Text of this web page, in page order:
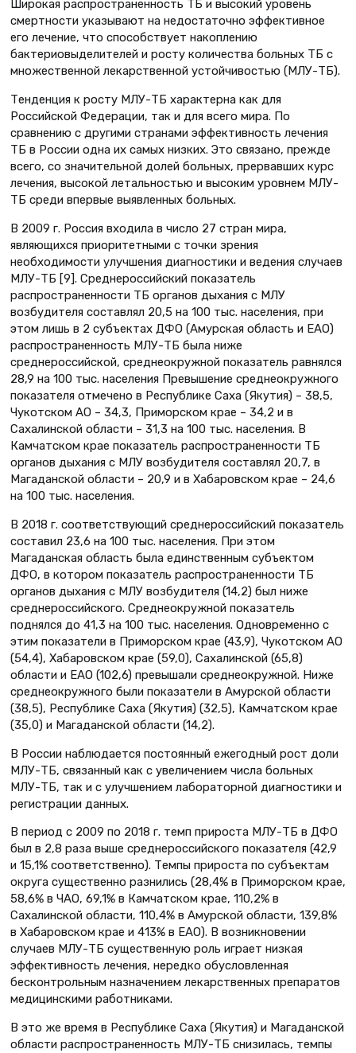
Широкая распространенность ТБ и высокий уровень
смертности указывают на недостаточно эффективное
его лечение, что способствует накоплению
бактериовыделителей и росту количества больных ТБ с
множественной лекарственной устойчивостью (МЛУ-ТБ).
Тенденция к росту МЛУ-ТБ характерна как для
Российской Федерации, так и для всего мира. По
сравнению с другими странами эффективность лечения
ТБ в России одна их самых низких. Это связано, прежде
всего, со значительной долей больных, прервавших курс
лечения, высокой летальностью и высоким уровнем МЛУ-
ТБ среди впервые выявленных больных.
В 2009 г. Россия входила в число 27 стран мира,
являющихся приоритетными с точки зрения
необходимости улучшения диагностики и ведения случаев
МЛУ-ТБ [9]. Среднероссийский показатель
распространенности ТБ органов дыхания с МЛУ
возбудителя составлял 20,5 на 100 тыс. населения, при
этом лишь в 2 субъектах ДФО (Амурская область и ЕАО)
распространенность МЛУ-ТБ была ниже
среднероссийской, среднеокружной показатель равнялся
28,9 на 100 тыс. населения Превышение среднеокружного
показателя отмечено в Республике Саха (Якутия) – 38,5,
Чукотском АО – 34,3, Приморском крае – 34,2 и в
Сахалинской области – 31,3 на 100 тыс. населения. В
Камчатском крае показатель распространенности ТБ
органов дыхания с МЛУ возбудителя составлял 20,7, в
Магаданской области – 20,9 и в Хабаровском крае – 24,6
на 100 тыс. населения.
В 2018 г. соответствующий среднероссийский показатель
составил 23,6 на 100 тыс. населения. При этом
Магаданская область была единственным субъектом
ДФО, в котором показатель распространенности ТБ
органов дыхания с МЛУ возбудителя (14,2) был ниже
среднероссийского. Среднеокружной показатель
поднялся до 41,3 на 100 тыс. населения. Одновременно с
этим показатели в Приморском крае (43,9), Чукотском АО
(54,4), Хабаровском крае (59,0), Сахалинской (65,8)
области и ЕАО (102,6) превышали среднеокружной. Ниже
среднеокружного были показатели в Амурской области
(38,5), Республике Саха (Якутия) (32,5), Камчатском крае
(35,0) и Магаданской области (14,2).
В России наблюдается постоянный ежегодный рост доли
МЛУ-ТБ, связанный как с увеличением числа больных
МЛУ-ТБ, так и с улучшением лабораторной диагностики и
регистрации данных.
В период с 2009 по 2018 г. темп прироста МЛУ-ТБ в ДФО
был в 2,8 раза выше среднероссийского показателя (42,9
и 15,1% соответственно). Темпы прироста по субъектам
округа существенно разнились (28,4% в Приморском крае,
58,6% в ЧАО, 69,1% в Камчатском крае, 110,2% в
Сахалинской области, 110,4% в Амурской области, 139,8%
в Хабаровском крае и 413% в ЕАО). В возникновении
случаев МЛУ-ТБ существенную роль играет низкая
эффективность лечения, нередко обусловленная
бесконтрольным назначением лекарственных препаратов
медицинскими работниками.
В это же время в Республике Саха (Якутия) и Магаданской
области распространенность МЛУ-ТБ снизилась, темпы